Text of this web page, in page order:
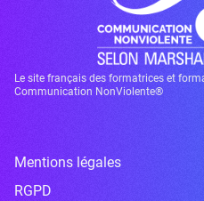
Le site français des formatrices et
Communication NonViolente®
Mentions légales
RGPD